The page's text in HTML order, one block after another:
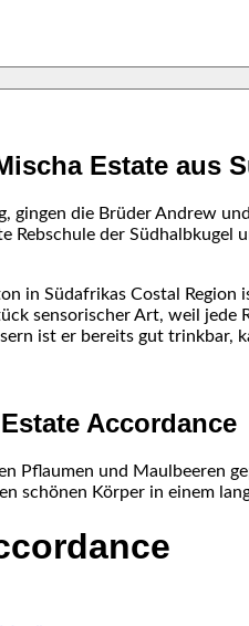
Estate aus
gingen die Brüder Andrew
der
in Südafrikas Costal
sensorischer Art, weil
ist er bereits gut trinkbar,
Accordance
Pflaumen und Maulbeeren
schönen Körper in einem